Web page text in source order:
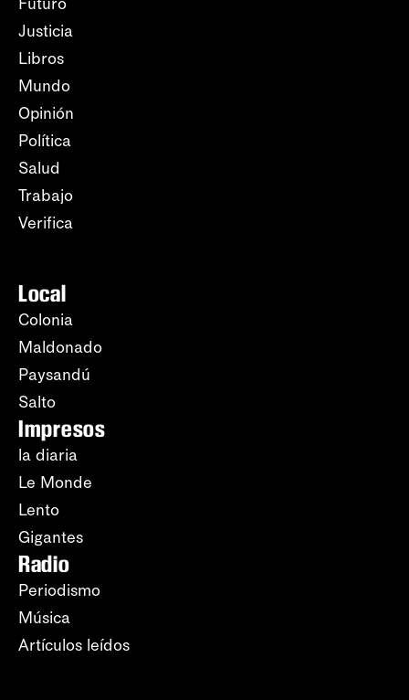
Justicia
Libros
Mundo
Opinión
Política
Salud
Trabajo
Verifica
Local
Colonia
Maldonado
Paysandú
Salto
Impresos
la diaria
Le Monde
Lento
Gigantes
Radio
Periodismo
Música
Artículos leídos